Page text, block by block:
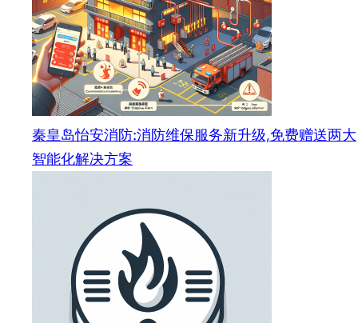
秦皇岛怡安消防:消防维保服务新升级,免费赠送两大
智能化解决方案